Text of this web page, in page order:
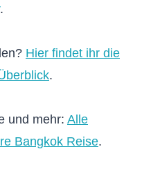
.
Hier findet ihr die
.
und mehr: Alle
Bangkok Reise.